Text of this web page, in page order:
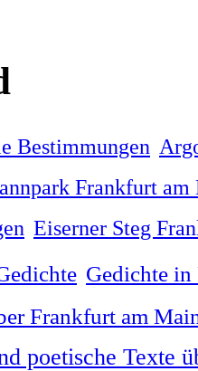
Bestimmungen
Frankfurt am
Eiserner Steg
Gedichte in
Frankfurt am
poetische Texte